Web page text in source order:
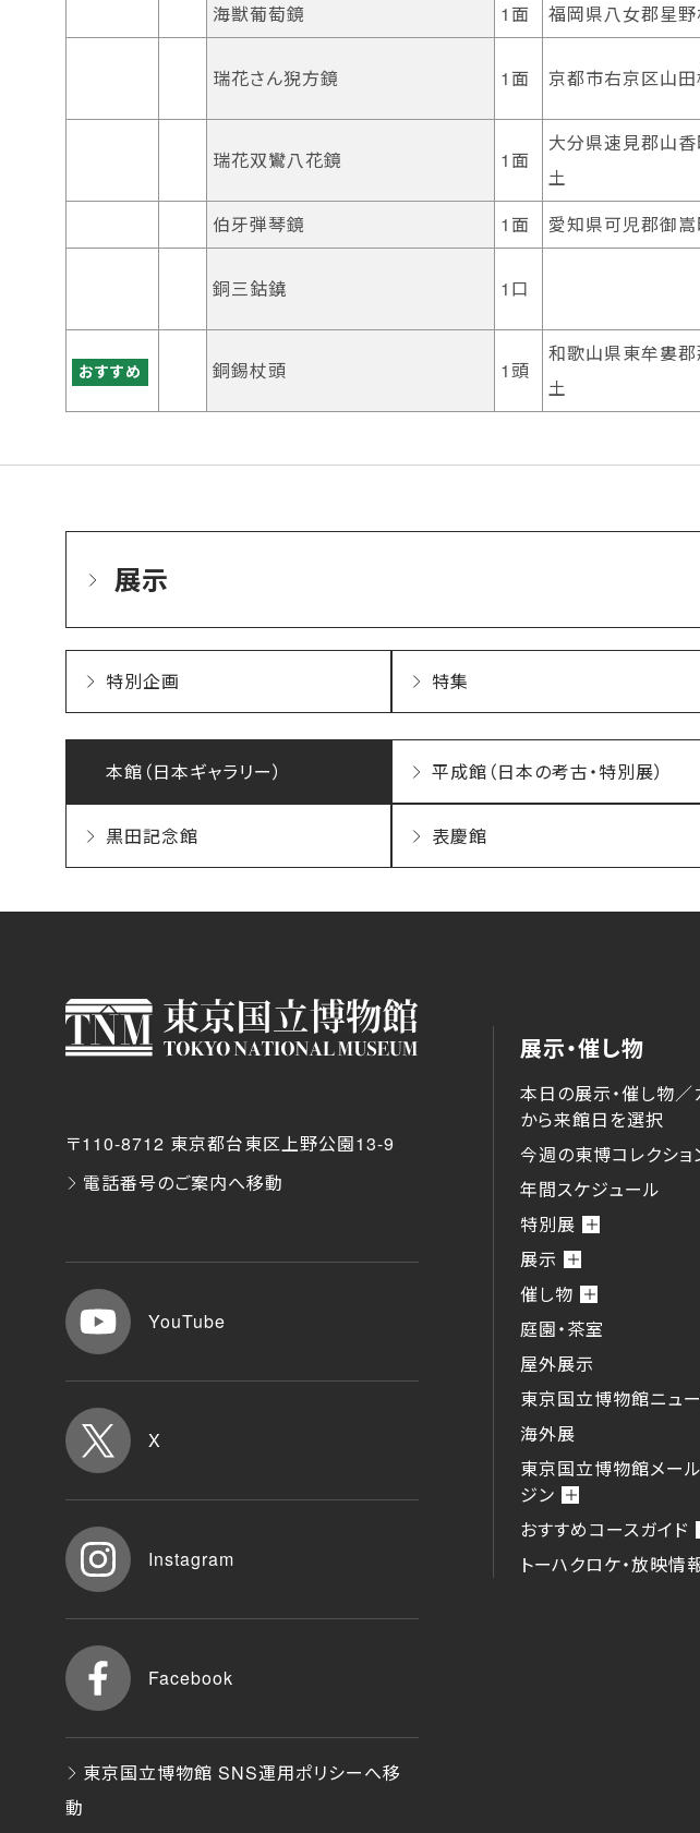
海獣葡萄鏡
1面 福岡県八女郡星
瑞花さん猊方鏡 1面 京都市右京区山
瑞花双鸞八花鏡 1面
大分県速見郡山
土
伯牙弾琴鏡 1面 愛知県可児郡御
銅三鈷鐃 1口
おすすめ 銅錫杖頭 1頭
和歌山県東牟婁
土
展示
特別企画 特集
本館（日本ギャラリー） 平成館（日本の考古・特別展）
黒田記念館 表慶館
〒110-8712 東京都台東区上野公園13-9
電話番号のご案内へ移動
YouTube
X
Instagram
Facebook
東京国立博物館 SNS運用ポリシーへ移
動
展示・催し物
本日の展示・催し物／
から来館⽇を選択
今週の東博コレクショ
年間スケジュール
特別展
展示
催し物
庭園・茶室
屋外展示
東京国立博物館ニュ
海外展
東京国立博物館メー
ジン
おすすめコースガイド
トーハクロケ・放映情